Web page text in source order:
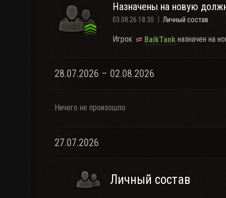
Назначены на новую
03.08.26 18:30 Личный состав
Игрок BaikTank назначен на
28.07.2026 – 02.08.2026
Ничего не произошло
27.07.2026
Личный состав